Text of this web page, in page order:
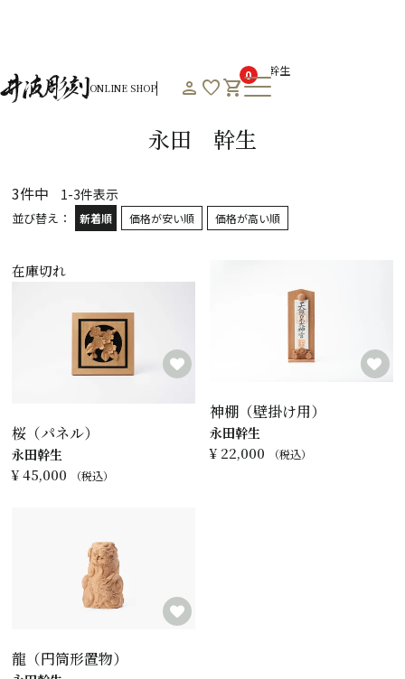
ONLINE SHOP person favoriteshopping_cart
0
HOME 永田 幹生
永田 幹生
並び替え 新着順 価格が安い順 価格が高い順
3件中 1-3件表示
桜（パネル）
¥ 45,000 税込
永田幹生
在庫切れ
神棚（壁掛け用）
¥ 22,000 税込
永田幹生
龍（円筒形置物）